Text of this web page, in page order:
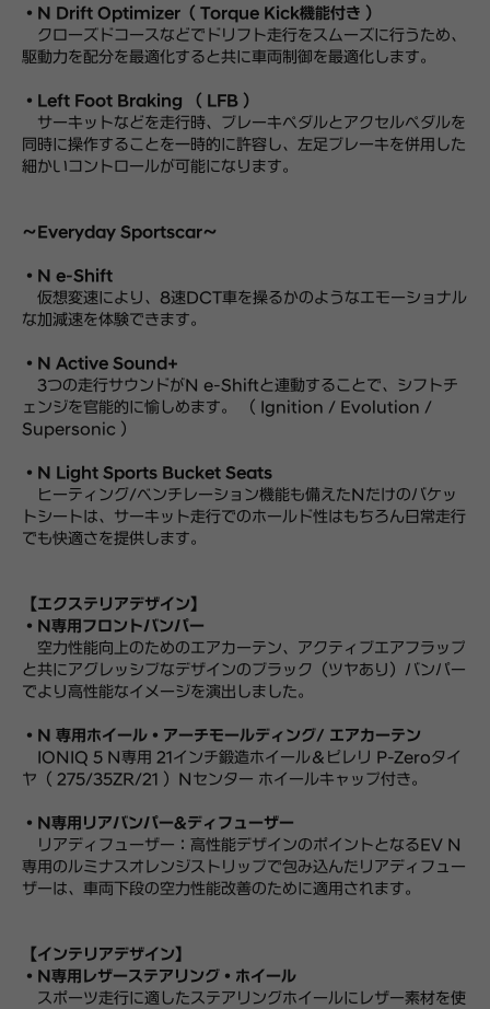
・N Drift Optimizer（ Torque Kick機能付き ）
クローズドコースなどでドリフト走行をスムーズに行うため、
駆動力を配分を最適化すると共に車両制御を最適化します。
・Left Foot Braking （ LFB ）
サーキットなどを走行時、ブレーキペダルとアクセルペダルを
同時に操作することを一時的に許容し、左足ブレーキを併用した
細かいコントロールが可能になります。
～Everyday Sportscar～
・N e-Shift
仮想変速により、8速DCT車を操るかのようなエモーショナル
な加減速を体験できます。
・N Active Sound+
3つの走行サウンドがN e-Shiftと連動することで、シフトチ
ェンジを官能的に愉しめます。 （ Ignition / Evolution /
Supersonic ）
・N Light Sports Bucket Seats
ヒーティング/ベンチレーション機能も備えたNだけのバケッ
トシートは、サーキット走行でのホールド性はもちろん日常走行
でも快適さを提供します。
【エクステリアデザイン】
・N専用フロントバンパー
空力性能向上のためのエアカーテン、アクティブエアフラップ
と共にアグレッシブなデザインのブラック（ツヤあり）バンパー
でより高性能なイメージを演出しました。
・N 専用ホイール・アーチモールディング/ エアカーテン
IONIQ 5 N専用 21インチ鍛造ホイール＆ピレリ P-Zeroタイ
ヤ（ 275/35ZR/21 ）Nセンター ホイールキャップ付き。
・N専用リアバンパー&ディフューザー
リアディフューザー：高性能デザインのポイントとなるEV N
専用のルミナスオレンジストリップで包み込んだリアディフュー
ザーは、車両下段の空力性能改善のために適用されます。
【インテリアデザイン】
・N専用レザーステアリング・ホイール
スポーツ走行に適したステアリングホイールにレザー素材を使